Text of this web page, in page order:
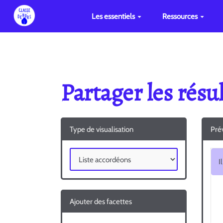
Les essentiels Ressources
Partager les
Type de visualisation
Ajouter des facettes